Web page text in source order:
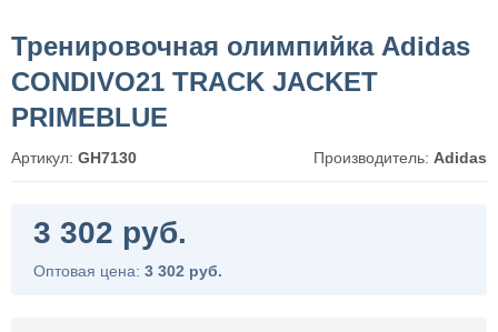
Тренировочная олимпийка Adidas
CONDIVO21 TRACK JACKET
PRIMEBLUE
Артикул: GH7130 Производитель: Adidas
3 302 руб.
Оптовая цена: 3 302 руб.